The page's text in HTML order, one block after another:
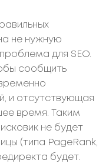
не нужную
для SEO.
сообщить
и отсутствующая
время. Таким
не будет
(типа PageRank,
будет.